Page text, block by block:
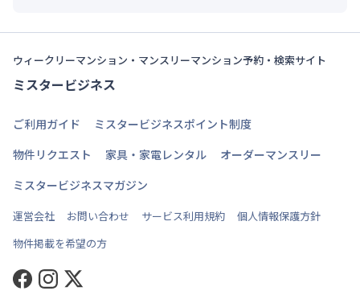
ウィークリーマンション・マンスリーマンション予約・検索サイト
ミスタービジネス
ご利用ガイド
ミスタービジネスポイント制度
物件リクエスト
家具・家電レンタル
オーダーマンスリー
ミスタービジネスマガジン
運営会社 お問い合わせ サービス利用規約
個人情報保護方針
物件掲載を希望の方
Facebook
Instagram
Twitter